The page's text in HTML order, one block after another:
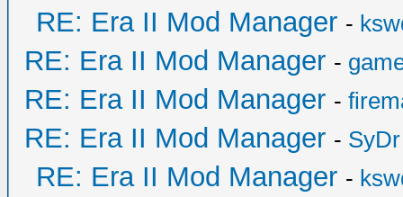
RE: Era II Mod Manager -
RE: Era II Mod Manager -
RE: Era II Mod Manager -
RE: Era II Mod Manager - SyDr
RE: Era II Mod Manager -